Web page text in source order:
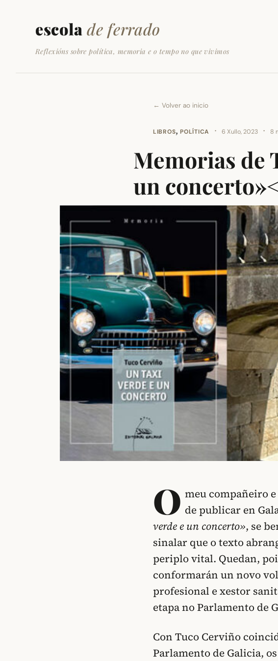
escola de ferrado
Reflexións sobre política, memoria e o tempo no que vivimos
← Volver ao inicio
LIBROS,POLÍTICA · 6 Xullo, 2023 · 8
Memorias de
un
O meu compañeiro
de publicar en
verde e un concerto», se
sinalar que o texto
periplo vital. Quedan,
conformarán un novo
profesional e xestor
etapa no Parlamento de
Con Tuco Cerviño
Parlamento de Galicia,